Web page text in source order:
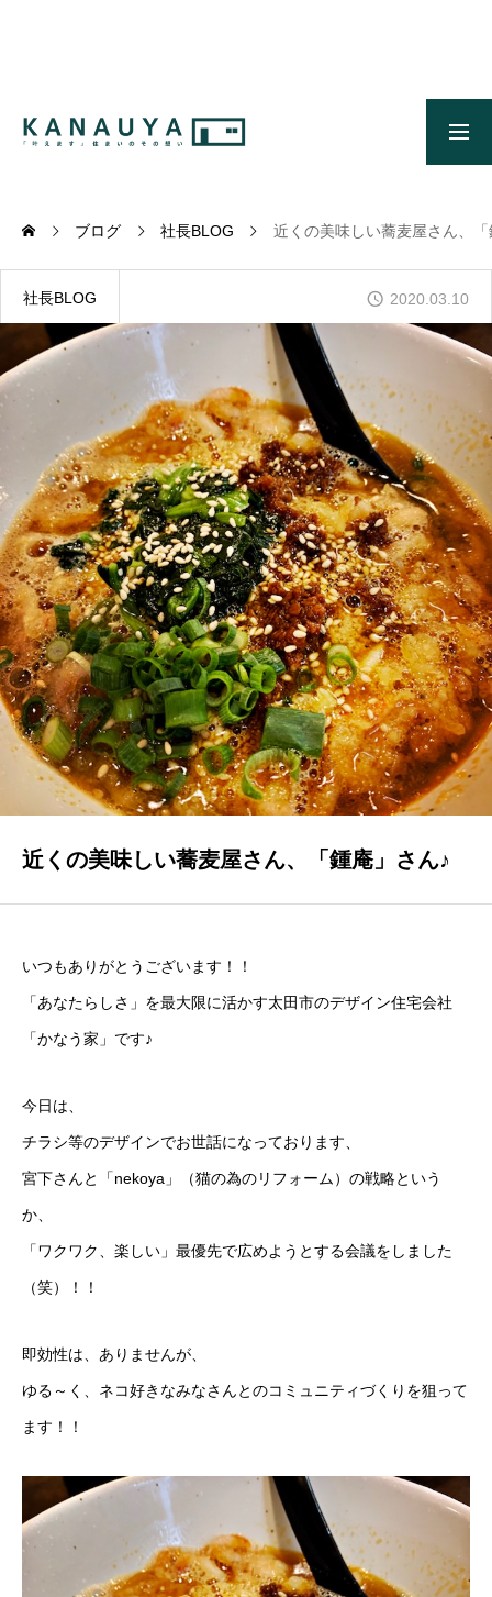
施工事例
ONLINE MODEL HOUSE
オンライン展示場
WORKS
施工事例
GALLERY
かなう家が設計施工した住まいの写真
COMPANY
株式会社かなう家の紹介
STAFF
スタッフ紹介
BLOG
「本日も絶好調さまです！』代表・窪田 純一のブログ
CONTACT
お問い合わせ
ブログ 社長BLOG 近くの美味しい蕎麦屋さん、
社長BLOG 2020.03.10
近くの美味しい蕎麦屋さん、「鍾庵」さん♪
いつもありがとうございます！！
「あなたらしさ」を最大限に活かす太田市のデザイン住宅会社
「かなう家」です♪
今日は、
チラシ等のデザインでお世話になっております、
宮下さんと「nekoya」（猫の為のリフォーム）の戦略という
か、
「ワクワク、楽しい」最優先で広めようとする会議をしました
（笑）！！
即効性は、ありませんが、
ゆる～く、ネコ好きなみなさんとのコミュニティづくりを狙って
ます！！